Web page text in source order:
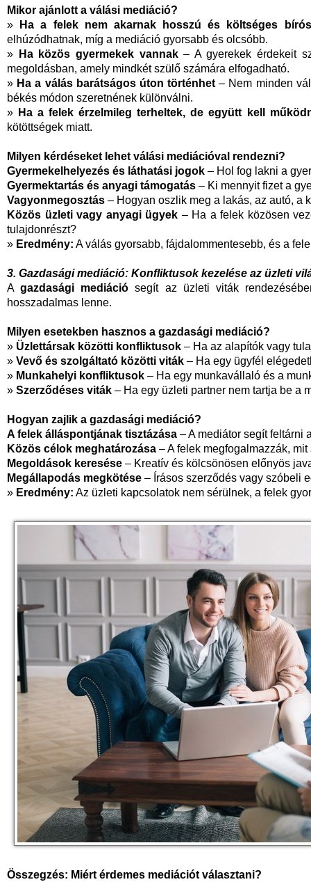
Mikor ajánlott a válási mediáció?
»
Ha a felek nem akarnak hosszú és költséges
elhúzódhatnak, míg a mediáció gyorsabb és olcsóbb.
»
Ha közös gyermekek vannak– A gyerekek érdekeit
megoldásban, amely mindkét szülő számára elfogadható.
» Ha a válás barátságos úton történhet– Nem minden
békés módon szeretnének különválni.
» Ha a felek érzelmileg terheltek, de együtt kell
kötöttségek miatt.
Milyen kérdéseket lehet válási mediációval rendezni?
Gyermekelhelyezés és láthatási jogok – Hol fog lakni a
Gyermektartás és anyagi támogatás – Ki mennyit fizet a
Vagyonmegosztás – Hogyan oszlik meg a lakás, az autó, a
Közös üzleti vagy anyagi ügyek – Ha a felek közösen
tulajdonrészt?
» Eredmény: A válás gyorsabb, fájdalommentesebb, és a
3. Gazdasági mediáció: Konfliktusok kezelése az üzleti
Agazdasági mediáció segít az üzleti viták
hosszadalmas lenne.
Milyen esetekben hasznos a gazdasági mediáció?
» Üzlettársak közötti konfliktusok – Ha az alapítók vagy
» Vevő és szolgáltató közötti viták – Ha egy ügyfél
» Munkahelyi konfliktusok – Ha egy munkavállaló és a
» Szerződéses viták – Ha egy üzleti partner nem tartja be a
Hogyan zajlik a gazdasági mediáció?
A felek álláspontjának tisztázása – A mediátor segít feltárni
Közös célok meghatározása – A felek megfogalmazzák,
Megoldások keresése – Kreatív és kölcsönösen előnyös
Megállapodás megkötése – Írásos szerződés vagy szóbeli
» Eredmény: Az üzleti kapcsolatok nem sérülnek, a felek
Összegzés: Miért érdemes mediációt választani?